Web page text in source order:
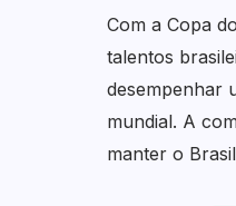
Com a Copa
talentos
desempenhar
mundial. A
manter o